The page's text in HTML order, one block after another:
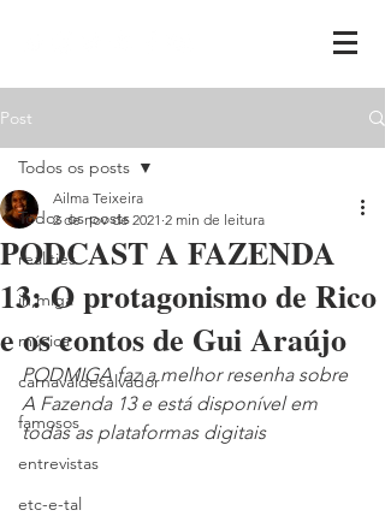
Post
Todos os posts
realities
ih,miga
música
carnavaldesalvador
famosos
entrevistas
etc-e-tal
Todos os posts
PODCAST A FAZENDA
13: O protagonismo de Rico
e os contos de Gui Araújo
Ailma Teixeira
2 de nov de 2021 2 min de leitura
PODMIGA faz a melhor resenha sobre
A Fazenda 13 e está disponível em
todas as plataformas digitais